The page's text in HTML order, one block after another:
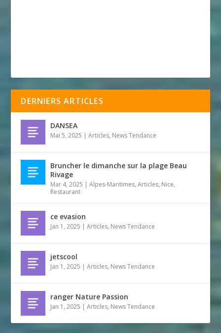
DERNIERS ARTICLES
DANSEA
Mai 5, 2025 |Articles, News Tendance
Bruncher le dimanche sur la plage Beau
Rivage
Mar 4, 2025 |Alpes-Maritimes,Articles, Nice,
Restaurant
ce evasion
Jan 1, 2025 |Articles, News Tendance
jetscool
Jan 1, 2025 |Articles, News Tendance
ranger Nature Passion
Jan 1, 2025 |Articles, News Tendance